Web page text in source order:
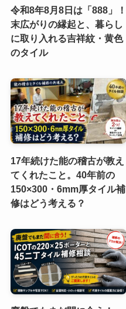
令和8年8月8日は「888」！
末広がりの縁起と、暮らし
に取り入れる吉祥紋・黄色
のタイル
17年続けた能の稽古が教え
てくれたこと。40年前の
150×300・6mm厚タイル補
修はどう考える？